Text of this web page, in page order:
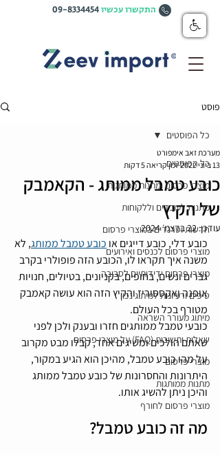
התקשרו עכשיו09-8334454
פוסט
כל הפוסטים
מוצרי פרסום ומתנות ממותגות
מתנות לעובדים וללקוחות
חדשות וטרנדים במוצרי פרסום
מוצרי פרסום לכנסים ואירועים
מוצרי פרסום ידידותיים לסביבה
טיפים ורעיונות למיתוג נכון
מיתוג מעורר השראה
שאלות ותשובות (FAQ) על מוצרי פרסום
מוצרי פרסום
מתנות ממותגות
מוצרי פרסום לחורף
כל הפוסטים
כובע טמבל ממותג - הקאמבק
של הקיץ
מערכת זאב אימפורט
13 ביוני 2022
זמן קריאה 5 דקות
עודכן:22 בדצמ׳ 2024
כובע דלי, כובע דייגים או כובע טמבל ממותג, לא
משנה איך תקראו לו, הכובע הזה פופולרי בקרב
גברים ונשים, בחופים, בקניונים, בטיולים, חנויות
אופנה ואקססוריז והקיץ הזה הוא עושה קאמבק
מטורף בכל העולם.
כובעי טמבל ממותגים חזרו ובענק ולכן לפני
שאתם הולכים ומשיגים אחד, קבלו מבט מקרוב
על מהו כובע טמבל, מהיכן הוא הגיע במקור,
היתרונות והחסרונות של כובע טמבל ממותג
והיכן ניתן להשיג אותו.
מה זה כובע טמבל?